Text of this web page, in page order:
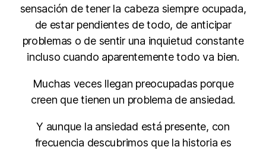
sensación de tener la cabeza siempre ocupada,
de estar pendientes de todo, de anticipar
problemas o de sentir una inquietud constante
incluso cuando aparentemente todo va bien.
Muchas veces llegan preocupadas porque
creen que tienen un problema de ansiedad.
Y aunque la ansiedad está presente, con
frecuencia descubrimos que la historia es